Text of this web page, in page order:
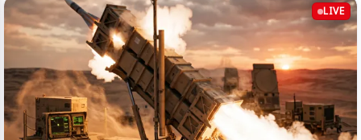
LIVE